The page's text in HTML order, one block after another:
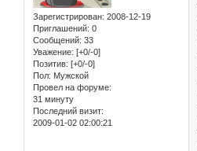
Зарегистрирован: 2008-12-19
Приглашений: 0
Сообщений: 33
Уважение: [+0/-0]
Позитив: [+0/-0]
Пол: Мужской
Провел на форуме:
31 минуту
Последний визит:
2009-01-02 02:00:21